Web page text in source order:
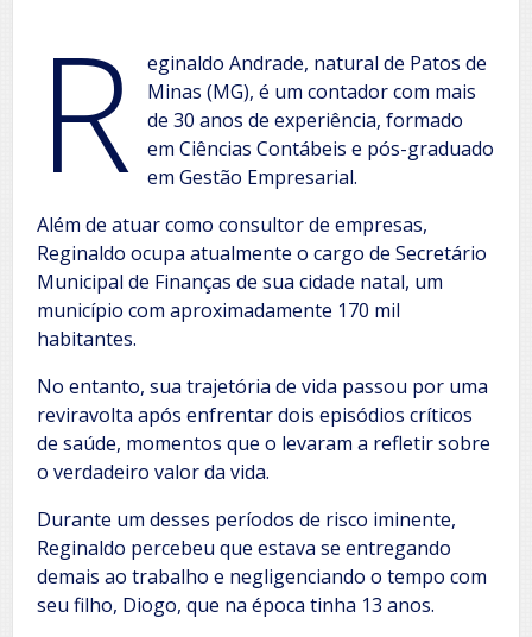
R
eginaldo Andrade, natural de Patos de
Minas (MG), é um contador com mais
de 30 anos de experiência, formado
em Ciências Contábeis e pós-graduado
em Gestão Empresarial.
Além de atuar como consultor de empresas,
Reginaldo ocupa atualmente o cargo de Secretário
Municipal de Finanças de sua cidade natal, um
município com aproximadamente 170 mil
habitantes.
No entanto, sua trajetória de vida passou por uma
reviravolta após enfrentar dois episódios críticos
de saúde, momentos que o levaram a refletir sobre
o verdadeiro valor da vida.
Durante um desses períodos de risco iminente,
Reginaldo percebeu que estava se entregando
demais ao trabalho e negligenciando o tempo com
seu filho, Diogo, que na época tinha 13 anos.